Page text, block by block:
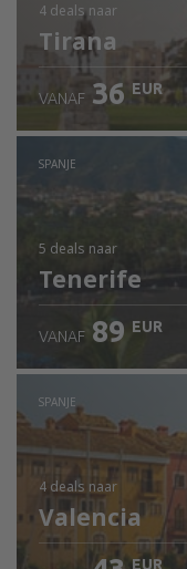
4 deals naar
Tirana
VANAF 36 EUR
SPANJE
5 deals naar
Tenerife
VANAF 89 EUR
SPANJE
4 deals naar
Valencia
EUR